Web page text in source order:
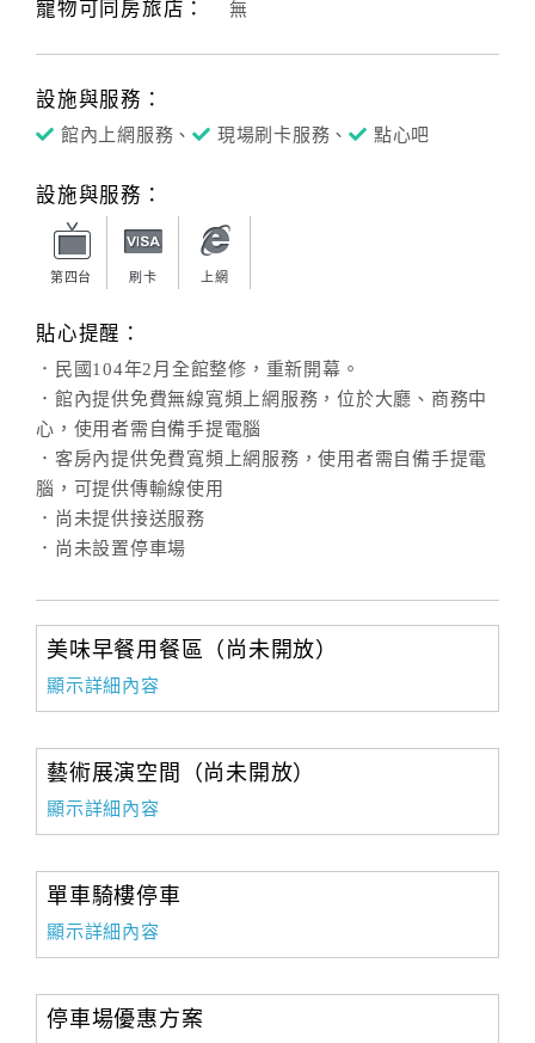
客
絡
單
服
詢
Q&A
旅
卡
訂
房
請
款
據
寵物可同房旅店： 無
設施與服務：
館內上網服務、 現場刷卡服務、 點心吧
設施與服務：
第四台 刷卡 上網
貼心提醒：
．民國104年2月全館整修，重新開幕。
．館內提供免費無線寬頻上網服務，位於大廳、商務中
心，使用者需自備手提電腦
．客房內提供免費寬頻上網服務，使用者需自備手提電
腦，可提供傳輸線使用
．尚未提供接送服務
．尚未設置停車場
美味早餐用餐區（尚未開放）
顯示詳細內容
藝術展演空間（尚未開放）
顯示詳細內容
單車騎樓停車
顯示詳細內容
停車場優惠方案